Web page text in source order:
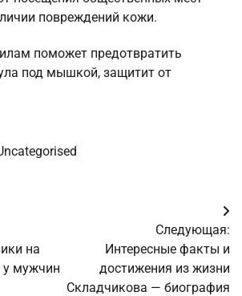
повреждений кожи.
поможет предотвратить
под мышкой, защитит от
на
у мужчин
Следующая:
Интересные факты и
достижения из жизни
Складчикова — биография